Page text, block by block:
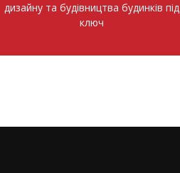
дизайну та будівництва будинків під
ключ